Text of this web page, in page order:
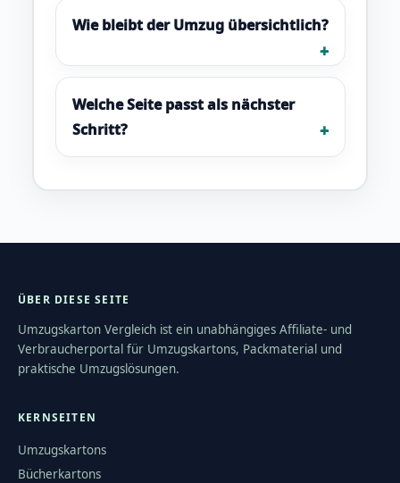
Wie bleibt der Umzug übersichtlich?
Welche Seite passt als nächster
Schritt?
ÜBER DIESE SEITE
Umzugskarton Vergleich ist ein unabhängiges Affiliate- und
Verbraucherportal für Umzugskartons, Packmaterial und
praktische Umzugslösungen.
KERNSEITEN
Umzugskartons
Bücherkartons